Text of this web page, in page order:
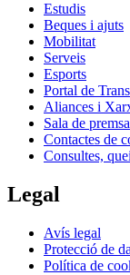
Estudis
Beques i ajuts
Mobilitat
Serveis
Esports
Portal de
Aliances i
Sala de premsa
Contactes de
Consultes,
Legal
Avís legal
Protecció de
Política de